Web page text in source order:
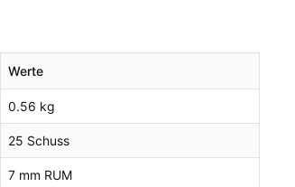
Werte
0.56 kg
25 Schuss
7 mm RUM